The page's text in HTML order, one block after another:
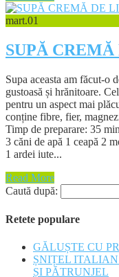
mart.01
SUPĂ
Supa aceasta am făcut-o
gustoasă și hrănitoare.
pentru un aspect mai
conține fibre, fier,
Timp de preparare: 35
3 căni de apă 1 ceapă 2
1 ardei iute...
Read More
Caută după:
Retete populare
GĂLUȘTE CU
ȘNIȚEL
ȘI PĂTRUNJEL